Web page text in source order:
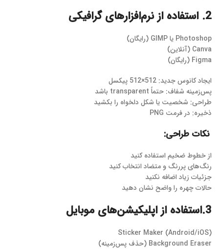
2. استفاده از نرم‌افزارهای گرافیکی
Photoshop یا GIMP (رایگان)
Canva (آنلاین)
Figma (رایگان)
ایجاد کانوس جدید: 512×512 پیکسل
پس‌زمینه شفاف: حتماً transparent باشد
طراحی: شخصیت یا شکل دلخواه را بکشید
ذخیره: در فرمت PNG
نکات طراحی:
از خطوط ضخیم استفاده کنید
رنگ‌های پررنگ و متضاد انتخاب کنید
جزئیات زیاد اضافه نکنید
حالات چهره را واضح نشان دهید
3.استفاده از اپلیکیشن‌های موبایل
Sticker Maker (Android/iOS)
Background Eraser (حذف پس‌زمینه)